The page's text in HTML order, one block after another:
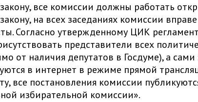
все комиссии должны работать
на всех заседаниях комиссии
Согласно утвержденному ЦИК
представители всех
от наличия депутатов в Госдуме), а сами
в интернет в режиме прямой
все постановления комиссии
избирательной комиссии».